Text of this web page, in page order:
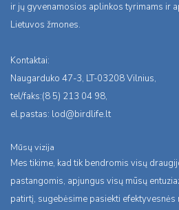
ir jų gyvenamosios aplinkos tyrimams ir
Lietuvos žmones.
Kontaktai:
Naugarduko 47-3, LT-03208 Vilnius,
tel/faks:(8 5) 213 04 98,
el.pastas: lod@birdlife.lt
Mūsų vizija
Mes tikime, kad tik bendromis visų
pastangomis, apjungus visų mūsų
patirtį, sugebėsime pasiekti efektyvesnės